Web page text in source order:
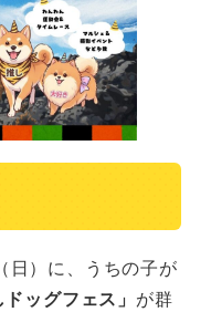
日）に、うちの子が
ドッグフェス」 が群